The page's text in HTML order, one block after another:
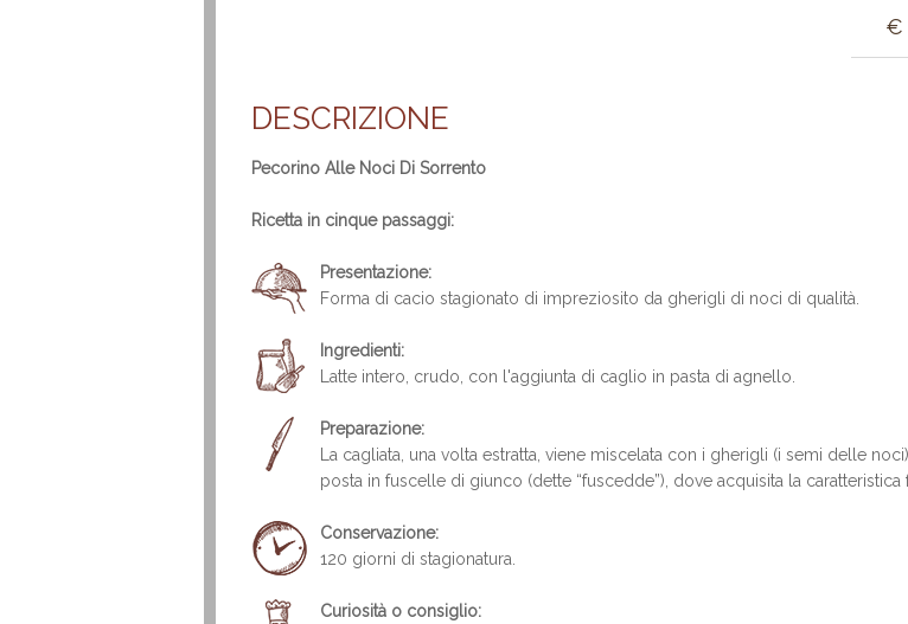
€
DESCRIZIONE
Pecorino Alle Noci Di Sorrento
Ricetta in cinque passaggi:
Presentazione:
Forma di cacio stagionato di impreziosito da gherigli di noci di qualità.
Ingredienti:
Latte intero, crudo, con l'aggiunta di caglio in pasta di agnello.
Preparazione:
La cagliata, una volta estratta, viene miscelata con i gherigli (i semi delle
posta in fuscelle di giunco (dette “fuscedde”), dove acquisita la caratteristica
Conservazione:
120 giorni di stagionatura.
Curiosità o consiglio: